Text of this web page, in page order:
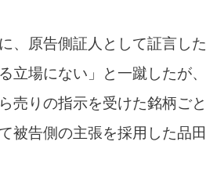
、原告側証人として証言した
立場にない」と一蹴したが、
売りの指示を受けた銘柄ごと
被告側の主張を採用した品田